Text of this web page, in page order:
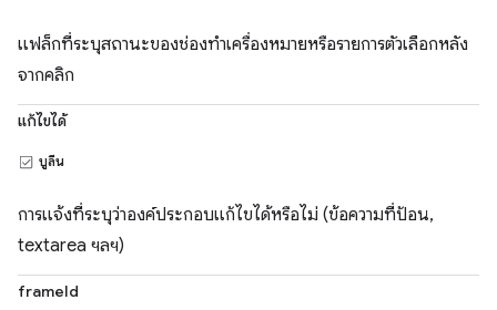
แฟล็กที่ระบุสถานะของช่องทำเครื่องหมายหรือรายการตัวเลือกหลัง
จากคลิก
แก้ไขได้
บูลีน
การแจ้งที่ระบุว่าองค์ประกอบแก้ไขได้หรือไม่ (ข้อความที่ป้อน,
textarea ฯลฯ)
frameId